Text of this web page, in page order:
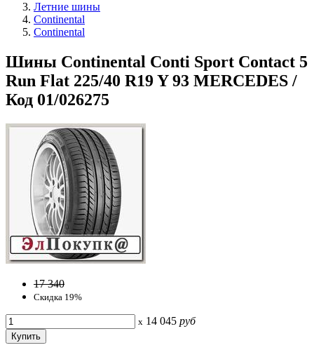
Летние шины
Continental
Continental
Шины Continental Conti Sport Contact 5
Run Flat 225/40 R19 Y 93 MERCEDES /
Код 01/026275
17 340
Скидка 19%
x 14 045 руб